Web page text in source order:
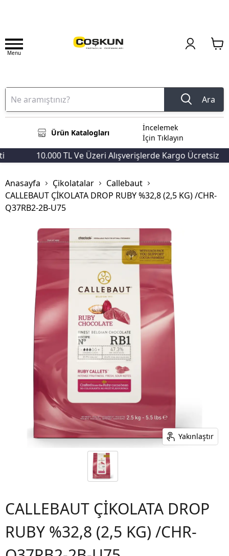
Menu
Ara
Ürün Katalogları
İncelemek
İçin Tıklayın
10.000 TL Ve Üzeri Alışverişlerde Kargo Ücretsiz
Anasayfa Çikolatalar
Callebaut
CALLEBAUT ÇİKOLATA DROP RUBY %32,8 (2,5 KG) /CHR-
Q37RB2-2B-U75
Yakınlaştır
CALLEBAUT ÇİKOLATA DROP
RUBY %32,8 (2,5 KG) /CHR-